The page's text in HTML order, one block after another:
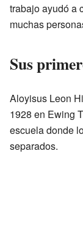
trabajo ayudó a
muchas
Sus
Aloyisus Leon
1928 en Ewing
escuela donde
separados.